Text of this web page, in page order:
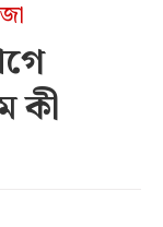
কী